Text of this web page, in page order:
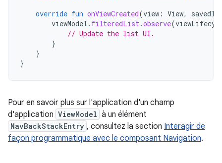
override fun onViewCreated(view : View,
viewModel . filteredList.observe(
// Update the list UI.
}
}
}
Pour en savoir plus sur l'application d'un champ
d'application ViewModel à un élément
NavBackStackEntry , consultez la section Interagir de
façon programmatique avec le composant Navigation.